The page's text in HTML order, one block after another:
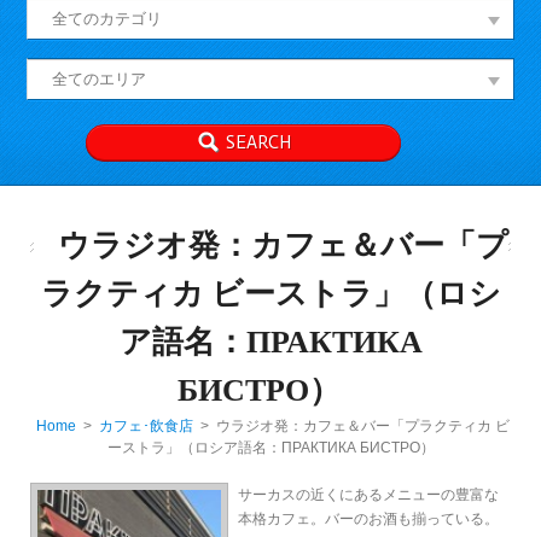
ウラジオ発：カフェ＆バー「プ
ラクティカ ビーストラ」（ロシ
ア語名：ПРАКТИКА
БИСТРО）
Home > カフェ･飲食店 > ウラジオ発：カフェ＆バー「プラクティカ ビ
ーストラ」（ロシア語名：ПРАКТИКА БИСТРО）
サーカスの近くにあるメニューの豊富な
本格カフェ。バーのお酒も揃っている。